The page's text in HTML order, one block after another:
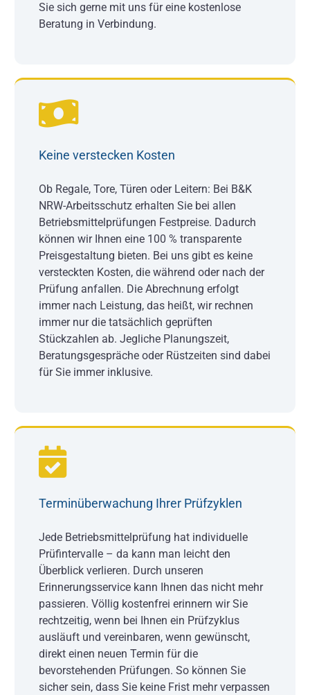
Sie sich gerne mit uns für eine kostenlose
Beratung in Verbindung.
Keine verstecken Kosten
Ob Regale, Tore, Türen oder Leitern: Bei B&K
NRW-Arbeitsschutz erhalten Sie bei allen
Betriebsmittelprüfungen Festpreise. Dadurch
können wir Ihnen eine 100 % transparente
Preisgestaltung bieten. Bei uns gibt es keine
versteckten Kosten, die während oder nach der
Prüfung anfallen. Die Abrechnung erfolgt
immer nach Leistung, das heißt, wir rechnen
immer nur die tatsächlich geprüften
Stückzahlen ab. Jegliche Planungszeit,
Beratungsgespräche oder Rüstzeiten sind dabei
für Sie immer inklusive.
Terminüberwachung Ihrer Prüfzyklen
Jede Betriebsmittelprüfung hat individuelle
Prüfintervalle – da kann man leicht den
Überblick verlieren. Durch unseren
Erinnerungsservice kann Ihnen das nicht mehr
passieren. Völlig kostenfrei erinnern wir Sie
rechtzeitig, wenn bei Ihnen ein Prüfzyklus
ausläuft und vereinbaren, wenn gewünscht,
direkt einen neuen Termin für die
bevorstehenden Prüfungen. So können Sie
sicher sein, dass Sie keine Frist mehr verpassen